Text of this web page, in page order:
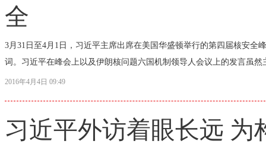
全
3月31日至4月1日，习近平主席出席在美国华盛顿举行的第四届核安
词。习近平在峰会上以及伊朗核问题六国机制领导人会议上的发言虽
2016年4月4日 09:49
习近平外访着眼长远